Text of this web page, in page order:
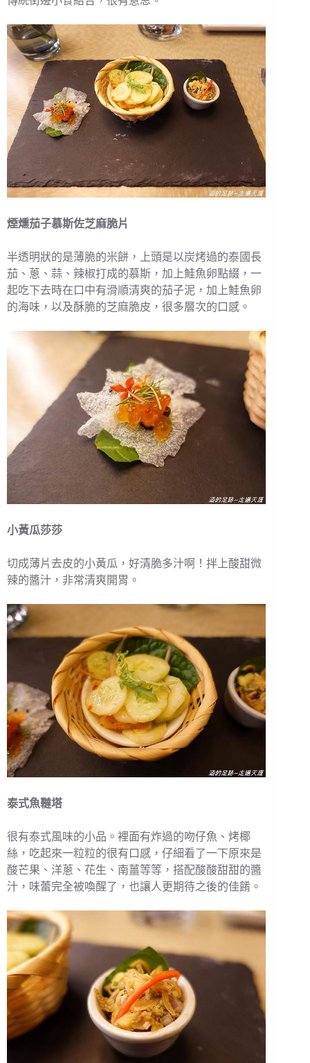
煙燻茄子慕斯佐芝麻脆片
半透明狀的是薄脆的米餅，上頭是以炭烤過的泰國長
茄、蔥、蒜、辣椒打成的慕斯，加上鮭魚卵點綴，一
起吃下去時在口中有滑順清爽的茄子泥，加上鮭魚卵
的海味，以及酥脆的芝麻脆皮，很多層次的口感。
小黃瓜莎莎
切成薄片去皮的小黃瓜，好清脆多汁啊！拌上酸甜微
辣的醬汁，非常清爽開胃。
泰式魚韃塔
很有泰式風味的小品。裡面有炸過的吻仔魚、烤椰
絲，吃起來一粒粒的很有口感，仔細看了一下原來是
酸芒果、洋蔥、花生、南薑等等，搭配酸酸甜甜的醬
汁，味蕾完全被喚醒了，也讓人更期待之後的佳餚。